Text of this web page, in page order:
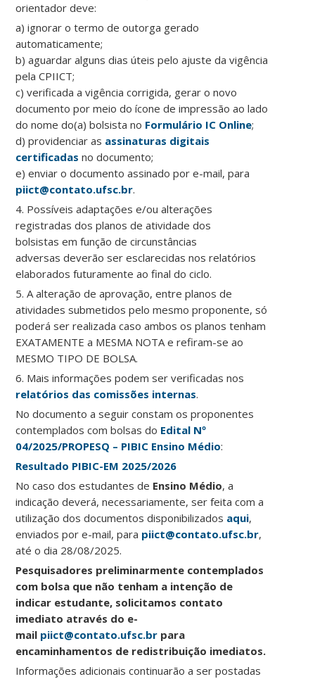
orientador deve:
a) ignorar o termo de outorga gerado
automaticamente;
b) aguardar alguns dias úteis pelo ajuste da vigência
pela CPIICT;
c) verificada a vigência corrigida, gerar o novo
documento por meio do ícone de impressão ao lado
do nome do(a) bolsista no Formulário IC Online;
d) providenciar as assinaturas digitais
certificadas no documento;
e) enviar o documento assinado por e-mail, para
piict@contato.ufsc.br.
4. Possíveis adaptações e/ou alterações
registradas dos planos de atividadedos
bolsistas em função decircunstâncias
adversasdeverão ser esclarecidas nos relatórios
elaborados futuramente ao final do ciclo.
5. A alteração de aprovação, entre planos de
atividades submetidos pelo mesmo proponente, só
poderá ser realizada caso ambos os planos tenham
EXATAMENTE a MESMA NOTA e refiram-se ao
MESMO TIPO DE BOLSA.
6. Mais informações podem ser verificadas nos
relatórios das comissões internas.
No documento a seguir constam os proponentes
contemplados com bolsas do Edital Nº
04/2025/PROPESQ – PIBIC Ensino Médio:
Resultado PIBIC-EM 2025/2026
No caso dos estudantes de Ensino Médio, a
indicação deverá, necessariamente, ser feita com a
utilização dos documentos disponibilizados aqui,
enviados por e-mail, para piict@contato.ufsc.br,
até o dia 28/08/2025.
Pesquisadores preliminarmente contemplados
com bolsa que não tenham a intenção de
indicar estudante, solicitamos contato
imediato através do e-
mail piict@contato.ufsc.br para
encaminhamentos de redistribuição imediatos.
Informações adicionais continuarão a ser postadas